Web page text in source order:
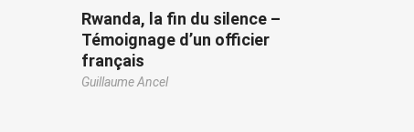
Rwanda, la fin du silence –
Témoignage d’un officier
français
Guillaume Ancel